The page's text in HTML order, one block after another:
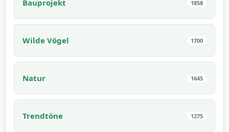
Bauprojekt 1858
Wilde Vögel 1700
Natur 1645
Trendtöne 1275